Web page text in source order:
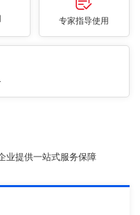
专家指导使用
业提供一站式服务保障